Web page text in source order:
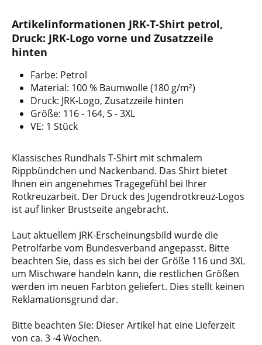
Artikelinformationen JRK-T-Shirt petrol,
Druck: JRK-Logo vorne und Zusatzzeile
hinten
Farbe: Petrol
Material: 100 % Baumwolle (180 g/m²)
Druck: JRK-Logo, Zusatzzeile hinten
Größe: 116 - 164, S - 3XL
VE: 1 Stück
Klassisches Rundhals T-Shirt mit schmalem
Rippbündchen und Nackenband. Das Shirt bietet
Ihnen ein angenehmes Tragegefühl bei Ihrer
Rotkreuzarbeit. Der Druck des Jugendrotkreuz-Logos
ist auf linker Brustseite angebracht.
Laut aktuellem JRK-Erscheinungsbild wurde die
Petrolfarbe vom Bundesverband angepasst. Bitte
beachten Sie, dass es sich bei der Größe 116 und 3XL
um Mischware handeln kann, die restlichen Größen
werden im neuen Farbton geliefert. Dies stellt keinen
Reklamationsgrund dar.
Bitte beachten Sie: Dieser Artikel hat eine Lieferzeit
von ca. 3 -4 Wochen.